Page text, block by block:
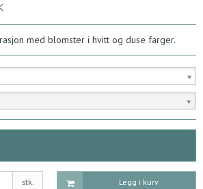
med blomster i hvitt og duse farger.
stk. Legg i kurv